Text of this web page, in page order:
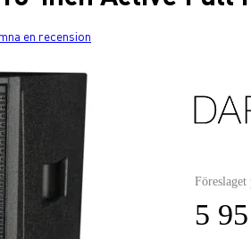
en recension
Föreslaget
5